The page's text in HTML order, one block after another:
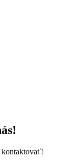
kontaktovať!